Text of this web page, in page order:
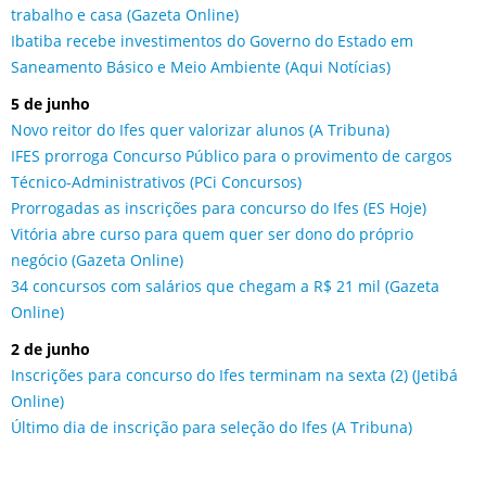
trabalho e casa (Gazeta Online)
Ibatiba recebe investimentos do Governo do Estado em
Saneamento Básico e Meio Ambiente (Aqui Notícias)
5 de junho
Novo reitor do Ifes quer valorizar alunos (A Tribuna)
IFES prorroga Concurso Público para o provimento de cargos
Técnico-Administrativos (PCi Concursos)
Prorrogadas as inscrições para concurso do Ifes (ES Hoje)
Vitória abre curso para quem quer ser dono do próprio
negócio (Gazeta Online)
34 concursos com salários que chegam a R$ 21 mil (Gazeta
Online)
2 de junho
Inscrições para concurso do Ifes terminam na sexta (2) (Jetibá
Online)
Último dia de inscrição para seleção do Ifes (A Tribuna)